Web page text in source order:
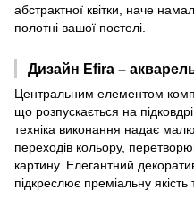
абстрактної квітки, наче
полотні вашої постелі.
Дизайн Efira –
Центральним елементом
що розпускається на
техніка виконання надає
переходів кольору,
картину. Елегантний
підкреслює преміальну